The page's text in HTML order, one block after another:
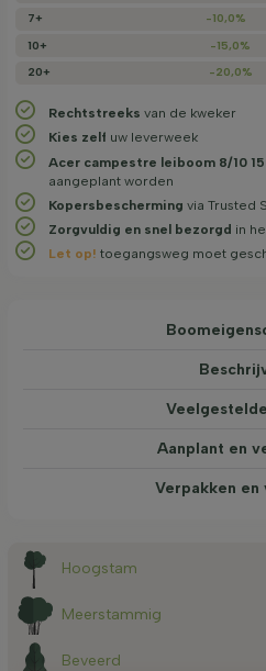
7+
-10,0%
10+
-15,0%
20+
-20,0%
Rechtstreeks van de kweker
Kies zelf uw leverweek
Acer campestre leiboom 8/10
aangeplant worden
Kopersbescherming via Trusted
Zorgvuldig en snel bezorgd in
Let op! toegangsweg moet
Aanplant en
Verpakken en
Hoogstam
Meerstammig
Beveerd